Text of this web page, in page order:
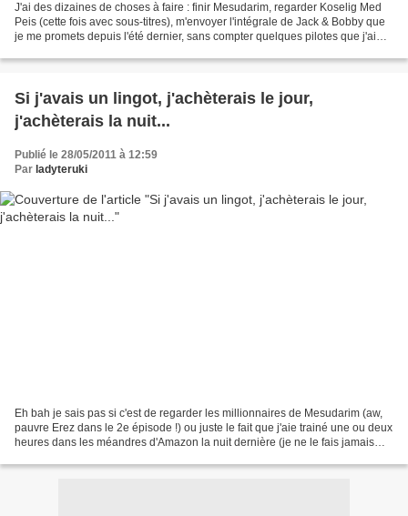
J'ai des dizaines de choses à faire : finir Mesudarim, regarder Koselig Med
Peis (cette fois avec sous-titres), m'envoyer l'intégrale de Jack & Bobby que
je me promets depuis l'été dernier, sans compter quelques pilotes que j'ai
Si j'avais un lingot, j'achèterais le jour,
j'achèterais la nuit...
Publié le 28/05/2011 à 12:59
Par ladyteruki
Eh bah je sais pas si c'est de regarder les millionnaires de Mesudarim (aw,
pauvre Erez dans le 2e épisode !) ou juste le fait que j'aie trainé une ou deux
heures dans les méandres d'Amazon la nuit dernière (je ne le fais jamais